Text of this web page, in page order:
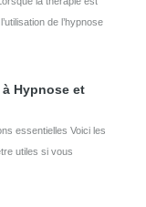
de l’hypnose
Hypnose et
essentielles Voici les
utiles si vous